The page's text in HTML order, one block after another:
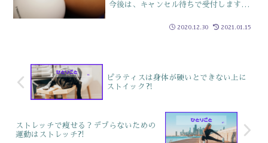
今後は、キャンセル待ちで受付しますコ
防に十分に注意してお互いの距離をしっ
2020.12.30 2021.01.15
ピラティスは身体が硬いとできない上に
ストイック⁈
ストレッチで痩せる？デブらないための
運動はストレッチ?!